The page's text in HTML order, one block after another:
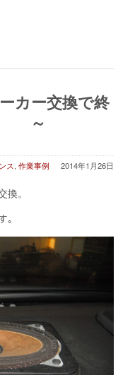
カー交換で終
～
2014年1月26日
ス, 作業事例
。